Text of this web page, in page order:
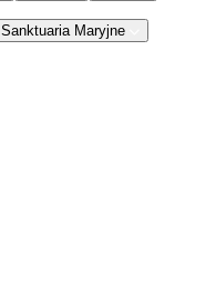
Sanktuaria Maryjne